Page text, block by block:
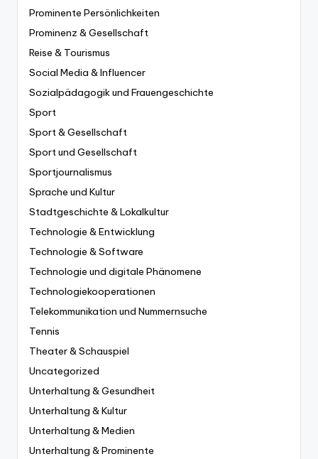
Prominente Persönlichkeiten
Prominenz & Gesellschaft
Reise & Tourismus
Social Media & Influencer
Sozialpädagogik und Frauengeschichte
Sport
Sport & Gesellschaft
Sport und Gesellschaft
Sportjournalismus
Sprache und Kultur
Stadtgeschichte & Lokalkultur
Technologie & Entwicklung
Technologie & Software
Technologie und digitale Phänomene
Technologiekooperationen
Telekommunikation und Nummernsuche
Tennis
Theater & Schauspiel
Uncategorized
Unterhaltung & Gesundheit
Unterhaltung & Kultur
Unterhaltung & Medien
Unterhaltung & Prominente